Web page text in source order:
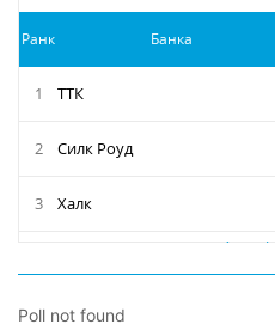
Poll not found